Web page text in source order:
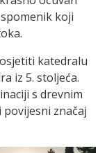
koji
katedralu
iz 5. stoljeća.
s drevnim
značaj